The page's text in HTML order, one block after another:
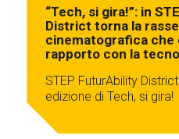
“Tech, si gira!”: in
District torna la
cinematografica che
rapporto con la
STEP FuturAbility
edizione di Tech, si gira!